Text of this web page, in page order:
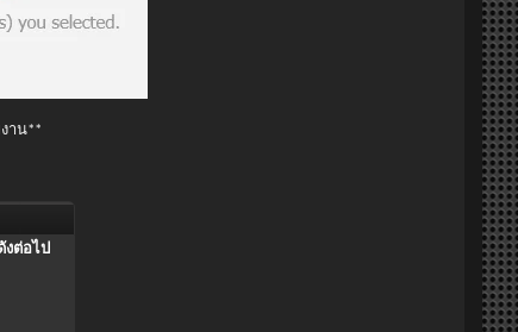
าน**
ต่อไป